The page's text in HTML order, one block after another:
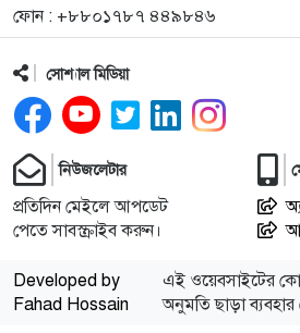
তিন কারিগরের হাতে চার মাসে
আহসান
১১
মালয়েশিয়াকে গুঁড়িয়ে দিয়ে ৮৯
১২
সরকারি কর্মচারীদের বেতন-গ্রেড
১৩
১৪
ফোন : +৮৮০১৭৮৭ ৪৪৯৮৪৬
সোশ্যাল মিডিয়া
নিউজলেটার
প্রতিদিন মেইলে আপডেট
পেতে সাবস্ক্রাইব করুন।
Developed by
Fahad Hossain
এই ওয়েবসাইটের
অনুমতি ছাড়া ব্যবহার